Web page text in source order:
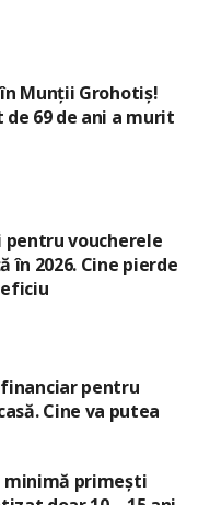
Munții Grohotiș!
de 69 de ani a murit
pentru voucherele
în 2026. Cine pierde
pentru
Cine va putea
minimă primești